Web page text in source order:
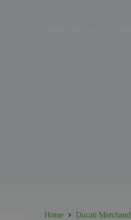
Home Ducati